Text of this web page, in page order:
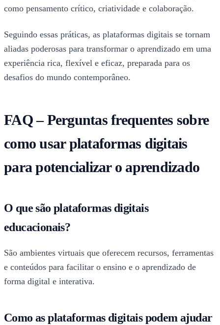
como pensamento crítico, criatividade e colaboração.
Seguindo essas práticas, as plataformas digitais se tornam
aliadas poderosas para transformar o aprendizado em uma
experiência rica, flexível e eficaz, preparada para os
desafios do mundo contemporâneo.
FAQ – Perguntas frequentes sobre
como usar plataformas digitais
para potencializar o aprendizado
O que são plataformas digitais
educacionais?
São ambientes virtuais que oferecem recursos, ferramentas
e conteúdos para facilitar o ensino e o aprendizado de
forma digital e interativa.
Como as plataformas digitais podem ajudar